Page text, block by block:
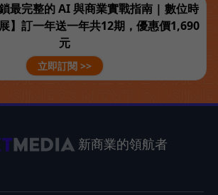
最完整的 AI 與商業實戰指南 | 數位時
】訂一年送一年共12期，優惠價1,690
元
立即訂閱 >>
新商業的領航者